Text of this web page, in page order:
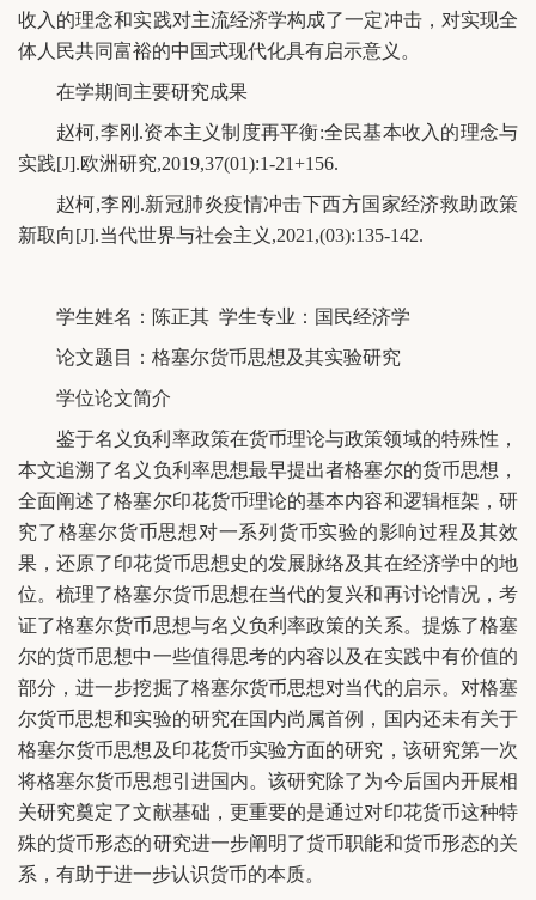
收入的理念和实践对主流经济学构成了一定冲击，对实现全
体人民共同富裕的中国式现代化具有启示意义。
在学期间主要研究成果
赵柯,李刚.资本主义制度再平衡:全民基本收入的理念与
实践[J].欧洲研究,2019,37(01):1-21+156.
赵柯,李刚.新冠肺炎疫情冲击下西方国家经济救助政策
新取向[J].当代世界与社会主义,2021,(03):135-142.
学生姓名：陈正其 学生专业：国民经济学
论文题目：格塞尔货币思想及其实验研究
学位论文简介
鉴于名义负利率政策在货币理论与政策领域的特殊性，
本文追溯了名义负利率思想最早提出者格塞尔的货币思想，
全面阐述了格塞尔印花货币理论的基本内容和逻辑框架，研
究了格塞尔货币思想对一系列货币实验的影响过程及其效
果，还原了印花货币思想史的发展脉络及其在经济学中的地
位。梳理了格塞尔货币思想在当代的复兴和再讨论情况，考
证了格塞尔货币思想与名义负利率政策的关系。提炼了格塞
尔的货币思想中一些值得思考的内容以及在实践中有价值的
部分，进一步挖掘了格塞尔货币思想对当代的启示。对格塞
尔货币思想和实验的研究在国内尚属首例，国内还未有关于
格塞尔货币思想及印花货币实验方面的研究，该研究第一次
将格塞尔货币思想引进国内。该研究除了为今后国内开展相
关研究奠定了文献基础，更重要的是通过对印花货币这种特
殊的货币形态的研究进一步阐明了货币职能和货币形态的关
系，有助于进一步认识货币的本质。